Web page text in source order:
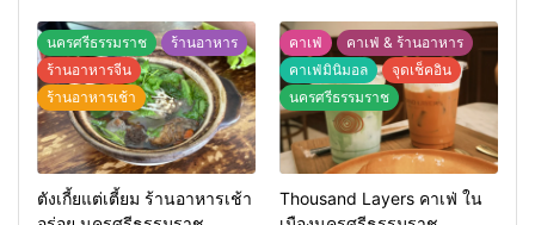
นครศรีธรรมราช
ร้านอาหาร
ร้านอาหารจีน
ร้านอาหารเช้า
ตังเกี้ยแต่เตี้ยม ร้านอาหารเช้า
คาเฟ่
คาเฟ่ & ร้านอาหาร
คาเฟ่มินิมอล
จุดเช็คอิน
นครศรีธรรมราช
Thousand Layers คาเฟ่ ใน